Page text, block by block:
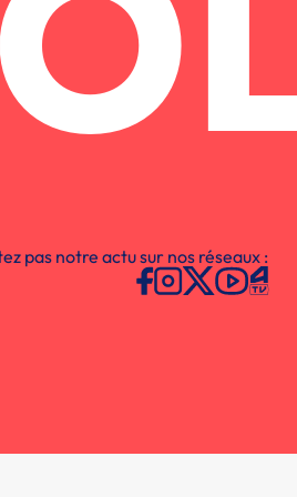
pas notre actu sur nos réseaux :